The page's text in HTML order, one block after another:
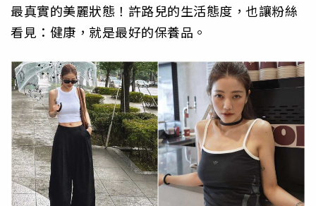
最真實的美麗狀態！許路兒的生活態度，也讓粉絲
看見：健康，就是最好的保養品。